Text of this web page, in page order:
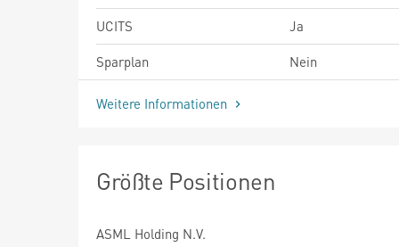
UCITS
Ja
Sparplan
Nein
Weitere Informationen
Größte Positionen
ASML Holding N.V.